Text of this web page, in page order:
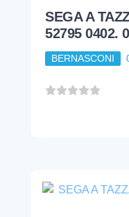
SEGA A
52795 0402.
BERNASCONI